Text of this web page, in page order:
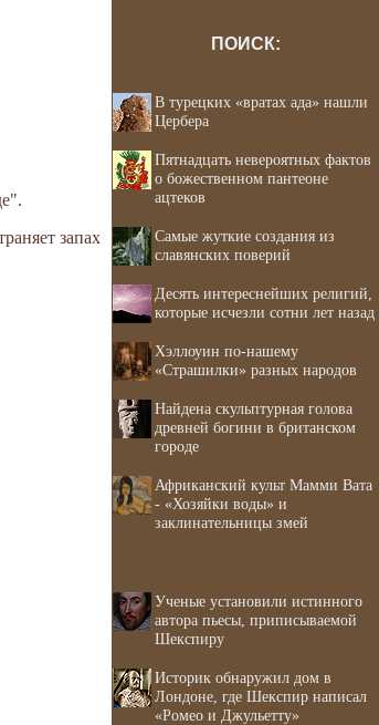
запах
ПОИСК:
В турецких «вратах ада» нашли
Цербера
Пятнадцать невероятных фактов
о божественном пантеоне
ацтеков
Самые жуткие создания из
славянских поверий
Десять интереснейших религий,
которые исчезли сотни лет назад
Хэллоуин по-нашему
«Страшилки» разных народов
Найдена скульптурная голова
древней богини в британском
городе
Африканский культ Мамми Вата
- «Хозяйки воды» и
заклинательницы змей
Ученые установили истинного
автора пьесы, приписываемой
Шекспиру
Историк обнаружил дом в
Лондоне, где Шекспир написал
«Ромео и Джульетту»